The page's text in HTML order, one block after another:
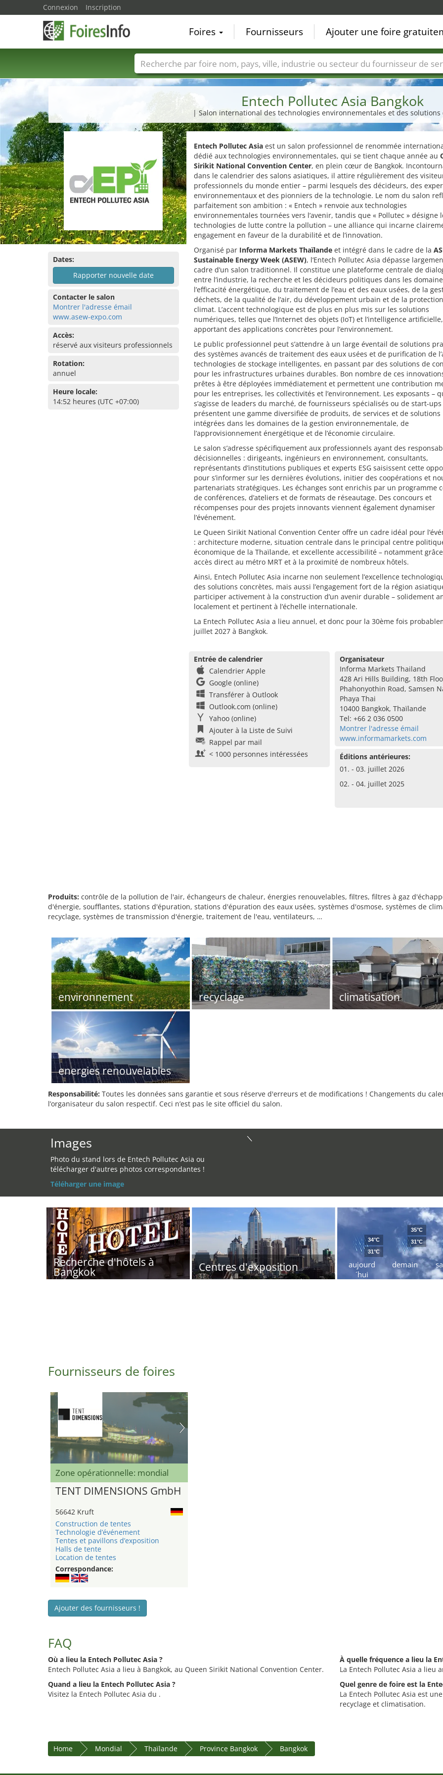
Entech Pollutec Asia Bangkok
| Salon international des technologies environnementales et des solutions
Dates:
Rapporter nouvelle date
Contacter le salon
Montrer l'adresse émail
www.asew-expo.com
Accès:
réservé aux visiteurs professionnels
Rotation:
annuel
Heure locale:
14:52 heures (UTC +07:00)
Entech Pollutec Asiaest un salon professionnel de renommée
dédié aux technologies environnementales, qui se tient chaque année au
Sirikit National Convention Center, en plein cœur de Bangkok.
dans le calendrier des salons asiatiques, il attire régulièrement des
professionnels du monde entier – parmi lesquels des décideurs, des
environnementaux et des pionniers de la technologie. Le nom du salon
parfaitement son ambition : « Entech » renvoie aux technologies
environnementales tournées vers l’avenir, tandis que « Pollutec » désigne
technologies de lutte contre la pollution – une alliance qui incarne
engagement en faveur de la durabilité et de l’innovation.
Organisé par Informa Markets Thaïlandeet intégré dans le cadre de la
Sustainable Energy Week (ASEW), l’Entech Pollutec Asia dépasse
cadre d’un salon traditionnel. Il constitue une plateforme centrale de
entre l’industrie, la recherche et les décideurs politiques dans les
l’efficacité énergétique, du traitement de l’eau et des eaux usées, de la
déchets, de la qualité de l’air, du développement urbain et de la
climat. L’accent technologique est de plus en plus mis sur les solutions
numériques, telles que l’Internet des objets (IoT) et l’intelligence artificielle,
apportant des applications concrètes pour l’environnement.
Le public professionnel peut s’attendre à un large éventail de solutions
des systèmes avancés de traitement des eaux usées et de purification de
technologies de stockage intelligentes, en passant par des solutions de
pour les infrastructures urbaines durables. Bon nombre de ces
prêtes à être déployées immédiatement et permettent une contribution
pour les entreprises, les collectivités et l’environnement. Les exposants –
s’agisse de leaders du marché, de fournisseurs spécialisés ou de start-ups
présentent une gamme diversifiée de produits, de services et de solutions
intégrées dans les domaines de la gestion environnementale, de
l’approvisionnement énergétique et de l’économie circulaire.
Le salon s’adresse spécifiquement aux professionnels ayant des
décisionnelles : dirigeants, ingénieurs en environnement, consultants,
représentants d’institutions publiques et experts ESG saisissent cette
pour s’informer sur les dernières évolutions, initier des coopérations et
partenariats stratégiques. Les échanges sont enrichis par un programme
de conférences, d’ateliers et de formats de réseautage. Des concours et
récompenses pour des projets innovants viennent également dynamiser
l’événement.
Le Queen Sirikit National Convention Center offre un cadre idéal pour
: architecture moderne, situation centrale dans le principal centre
économique de la Thaïlande, et excellente accessibilité – notamment
accès direct au métro MRT et à la proximité de nombreux hôtels.
Ainsi, Entech Pollutec Asia incarne non seulement l’excellence
des solutions concrètes, mais aussi l’engagement fort de la région
participer activement à la construction d’un avenir durable – solidement
localement et pertinent à l’échelle internationale.
La Entech Pollutec Asia a lieu annuel, et donc pour la 30ème fois
juillet 2027 à Bangkok.
Entrée de calendrier
Calendrier Apple
Google (online)
Transférer à Outlook
Outlook.com (online)
Yahoo (online)
Ajouter à la Liste de Suivi
Rappel par mail
< 1000 personnes intéressées
Organisateur
Informa Markets Thailand
428 Ari Hills Building, 18th
Phahonyothin Road, Samsen
Phaya Thai
10400 Bangkok, Thaïlande
Tel: +66 2 036 0500
Montrer l'adresse émail
www.informamarkets.com
Éditions antérieures:
01. - 03. juillet 2026
02. - 04. juillet 2025
Produits: contrôle de la pollution de l'air, échangeurs de chaleur, énergies renouvelables, filtres, filtres à gaz
d'énergie, soufflantes, stations d'épuration, stations d'épuration des eaux usées, systèmes d'osmose, systèmes de
recyclage, systèmes de transmission d'énergie, traitement de l'eau, ventilateurs, …
environnement recyclage climatisation
energies renouvelables
Responsabilité: Toutes les données sans garantie et sous réserve d'erreurs et de modifications ! Changements du
l’organisateur du salon respectif. Ceci n’est pas le site officiel du salon.
Images
Photo du stand lors de Entech Pollutec Asia ou
télécharger d'autres photos correspondantes !
Téléharger une image
Recherche d'hôtels à
Bangkok Centres d'exposition
aujourd
´hui
34°C
31°C
demain
35°C
31°C
Fournisseurs de foires
Zone opérationnelle: mondial
TENT DIMENSIONS GmbH
56642 Kruft
Construction de tentes
Technologie d’événement
Tentes et pavillons d’exposition
Halls de tente
Location de tentes
Correspondance:
Ajouter des fournisseurs !
FAQ
Où a lieu la Entech Pollutec Asia ?
Entech Pollutec Asia a lieu à Bangkok, au Queen Sirikit National Convention Center.
Quand a lieu la Entech Pollutec Asia ?
Visitez la Entech Pollutec Asia du .
À quelle fréquence a lieu la
La Entech Pollutec Asia a lieu
Quel genre de foire est la
La Entech Pollutec Asia est
recyclage et climatisation.
Home Mondial Thaïlande Province Bangkok Bangkok
Connexion Inscription
Foires Fournisseurs Ajouter une foire
Foire noms Pays Villes Secteurs de foire Secteurs du fournisseur de